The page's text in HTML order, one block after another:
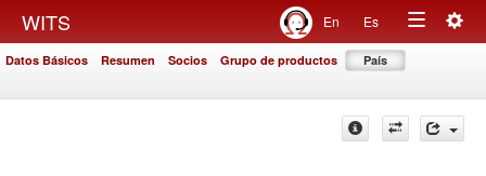
WITS En Es
Toggle
Datos Básicos Resumen Socios Grupo de productos País